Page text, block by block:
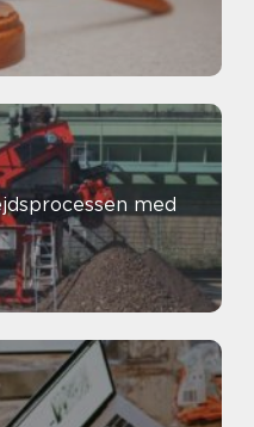
med